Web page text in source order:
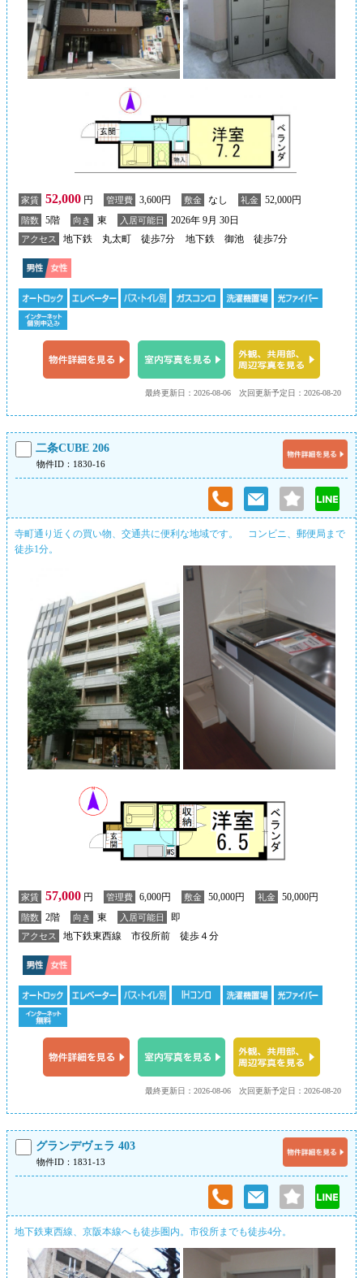
家賃 52,000 円 管理費 3,600円 敷金 なし 礼金 52,000円
階数 5階 向き 東 入居可能日 2026年 9月 30日
アクセス 地下鉄 丸太町 徒歩7分 地下鉄 御池 徒歩7分
次回更新予定日：2026-08-20
最終更新日：2026-08-06
二条CUBE 206
物件ID：1830-16
寺町通り近くの買い物、交通共に便利な地域です。 コンビニ、郵便局まで
徒歩1分。
家賃 57,000 円 管理費 6,000円 敷金 50,000円 礼金 50,000円
階数 2階 向き 東 入居可能日 即
アクセス 地下鉄東西線 市役所前 徒歩４分
次回更新予定日：2026-08-20
最終更新日：2026-08-06
グランデヴェラ 403
物件ID：1831-13
地下鉄東西線、京阪本線へも徒歩圏内。市役所までも徒歩4分。